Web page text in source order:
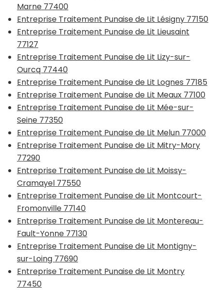
Marne 77400
Entreprise Traitement Punaise de Lit Lésigny 77150
Entreprise Traitement Punaise de Lit Lieusaint
77127
Entreprise Traitement Punaise de Lit Lizy-sur-
Ourcq 77440
Entreprise Traitement Punaise de Lit Lognes 77185
Entreprise Traitement Punaise de Lit Meaux 77100
Entreprise Traitement Punaise de Lit Mée-sur-
Seine 77350
Entreprise Traitement Punaise de Lit Melun 77000
Entreprise Traitement Punaise de Lit Mitry-Mory
77290
Entreprise Traitement Punaise de Lit Moissy-
Cramayel 77550
Entreprise Traitement Punaise de Lit Montcourt-
Fromonville 77140
Entreprise Traitement Punaise de Lit Montereau-
Fault-Yonne 77130
Entreprise Traitement Punaise de Lit Montigny-
sur-Loing 77690
Entreprise Traitement Punaise de Lit Montry
77450